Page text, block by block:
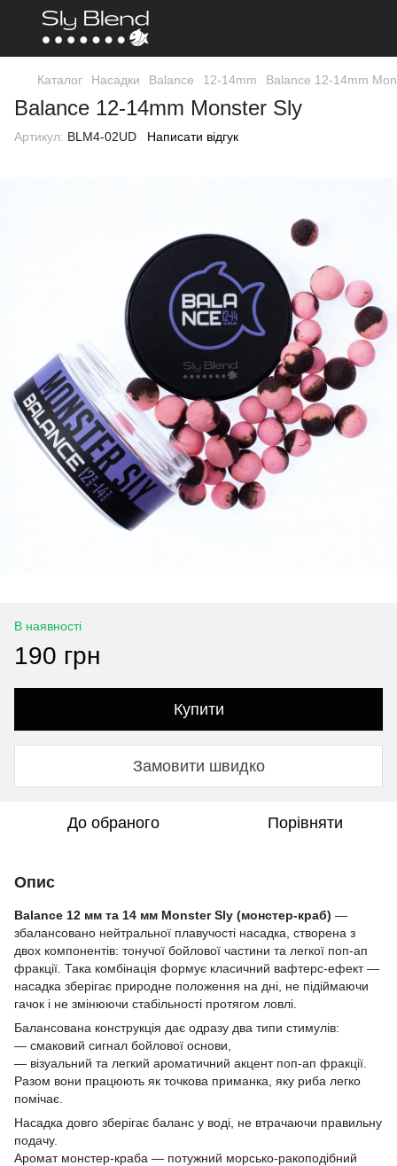
Каталог Насадки Balance 12-14mm Balance 12-14mm
Balance 12-14mm Monster Sly
Артикул: BLM4-02UD Написати відгук
В наявності
190 грн
Купити
Замовити швидко
До обраного Порівняти
Опис
Balance 12 мм та 14 мм Monster Sly (монстер-краб) —
збалансовано нейтральної плавучості насадка, створена з
двох компонентів: тонучої бойлової частини та легкої поп-ап
фракції. Така комбінація формує класичний вафтерс-ефект —
насадка зберігає природне положення на дні, не підіймаючи
гачок і не змінюючи стабільності протягом ловлі.
Балансована конструкція дає одразу два типи стимулів:
— смаковий сигнал бойлової основи,
— візуальний та легкий ароматичний акцент поп-ап фракції.
Разом вони працюють як точкова приманка, яку риба легко
помічає.
Насадка довго зберігає баланс у воді, не втрачаючи правильну
подачу.
Аромат монстер-краба — потужний морсько-ракоподібний